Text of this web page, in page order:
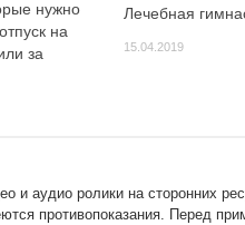
нужно
на
за
Лечебная
15.04.2019
и аудио ролики на сторонних
противопоказания. Перед